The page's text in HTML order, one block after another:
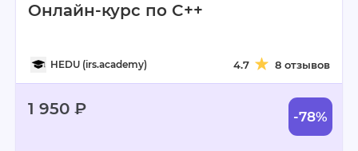
Онлайн-курс по C++
HEDU (irs.academy) 4.7 8 отзывов
1 950 ₽ -78%